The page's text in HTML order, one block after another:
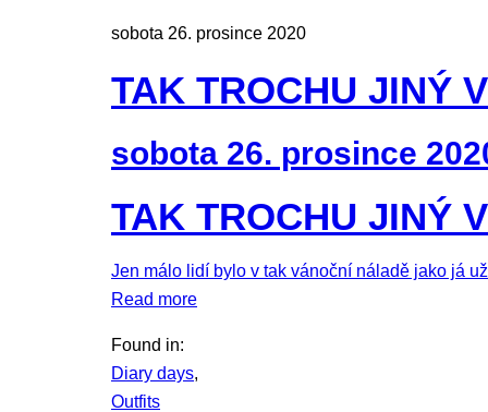
sobota 26. prosince 2020
TAK TROCHU JINÝ
sobota 26. prosince
TAK TROCHU JINÝ
Jen málo lidí bylo v tak vánoční náladě jako já
Read more
Found in:
Diary days,
Outfits